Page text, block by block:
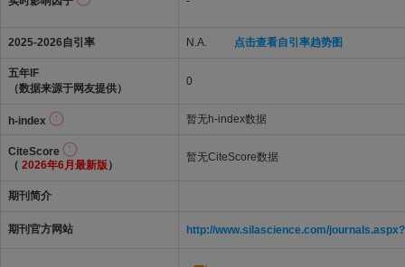
2025-2026自引率 N.A. 点击查看自引率趋势图
五年IF
（数据来源于网友提供）
0
h-index 暂无h-index数据
CiteScore
（ 2026年6月最新版 ）
暂无CiteScore数据
期刊简介
期刊官方网站 http://www.silascience.com/